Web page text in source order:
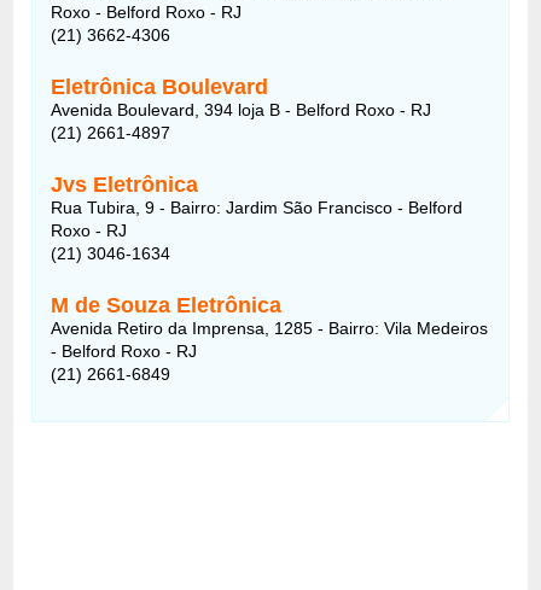
Roxo - Belford Roxo - RJ
(21) 3662-4306
Eletrônica Boulevard
Avenida Boulevard, 394 loja B - Belford Roxo - RJ
(21) 2661-4897
Jvs Eletrônica
Rua Tubira, 9 - Bairro: Jardim São Francisco - Belford
Roxo - RJ
(21) 3046-1634
M de Souza Eletrônica
Avenida Retiro da Imprensa, 1285 - Bairro: Vila Medeiros
- Belford Roxo - RJ
(21) 2661-6849